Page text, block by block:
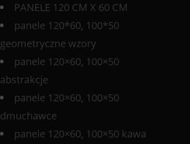
PANELE 120 CM X 60 CM
panele 120*60, 100*50
geometryczne wzory
panele 120×60, 100×50
abstrakcje
panele 120×60, 100×50
dmuchawce
panele 120×60, 100×50 kawa